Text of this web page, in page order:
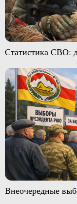
Статистика СВО:
Внеочередные